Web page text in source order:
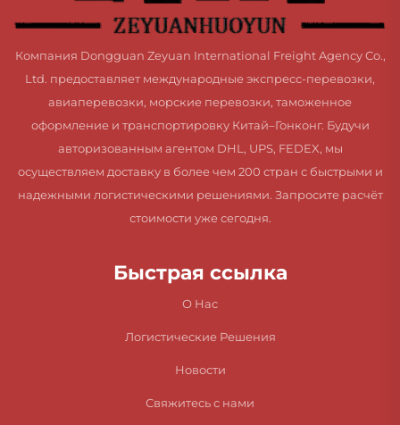
Компания Dongguan Zeyuan International Freight Agency Co.,
Ltd. предоставляет международные экспресс-перевозки,
авиаперевозки, морские перевозки, таможенное
оформление и транспортировку Китай–Гонконг. Будучи
авторизованным агентом DHL, UPS, FEDEX, мы
осуществляем доставку в более чем 200 стран с быстрыми и
надежными логистическими решениями. Запросите расчёт
стоимости уже сегодня.
Быстрая ссылка
О Нас
Логистические Решения
Новости
Свяжитесь с нами